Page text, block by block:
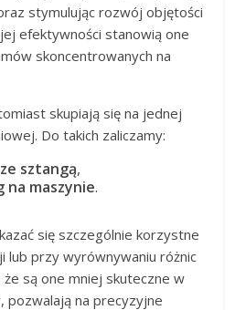
stymulując rozwój objętości
efektywności stanowią one
skoncentrowanych na
skupiają się na jednej
Do takich zaliczamy:
sztangą,
na maszynie.
się szczególnie korzystne
lub przy wyrównywaniu różnic
że są one mniej skuteczne w
pozwalają na precyzyjne